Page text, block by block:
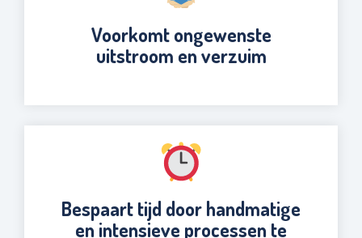
Voorkomt ongewenste
uitstroom en verzuim
Bespaart tijd door handmatige
en intensieve processen te